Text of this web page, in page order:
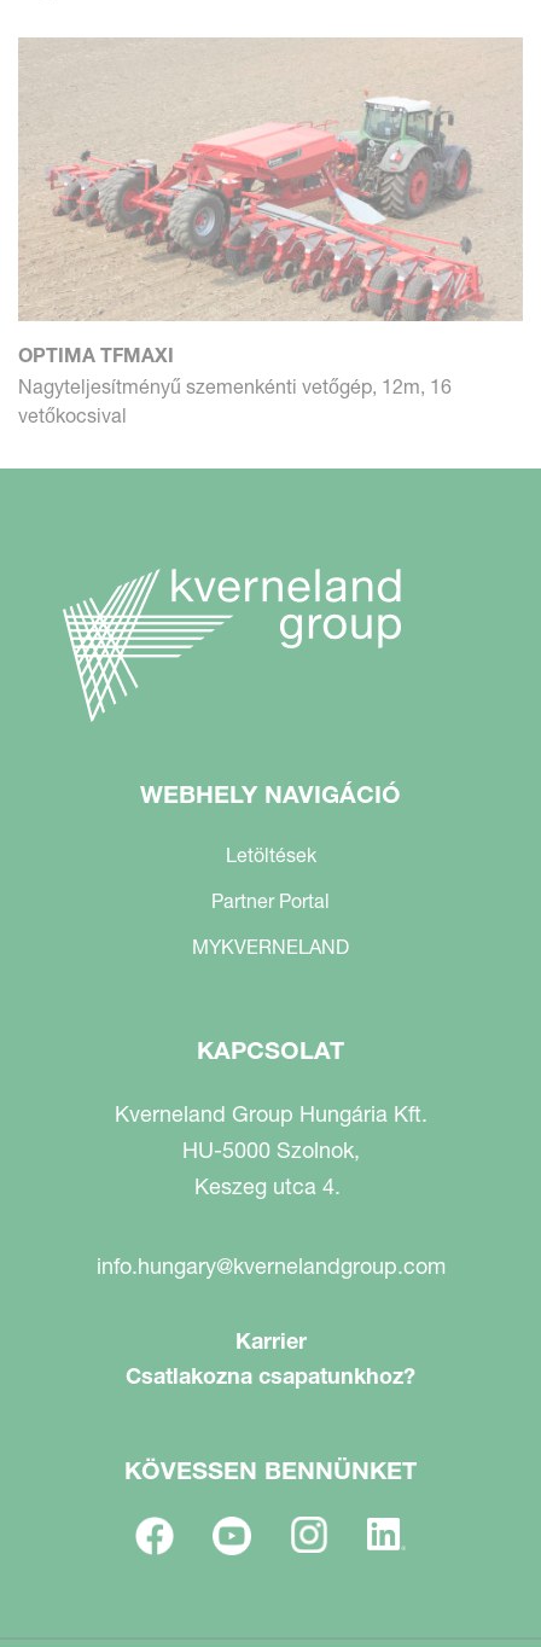
OPTIMA TFMAXI
Nagyteljesítményű szemenkénti vetőgép, 12m, 16
vetőkocsival
WEBHELY NAVIGÁCIÓ
Letöltések
Partner Portal
MYKVERNELAND
KAPCSOLAT
Kverneland Group Hungária Kft.
HU-5000 Szolnok,
Keszeg utca 4.
info.hungary@kvernelandgroup.com
Karrier
Csatlakozna csapatunkhoz?
KÖVESSEN BENNÜNKET